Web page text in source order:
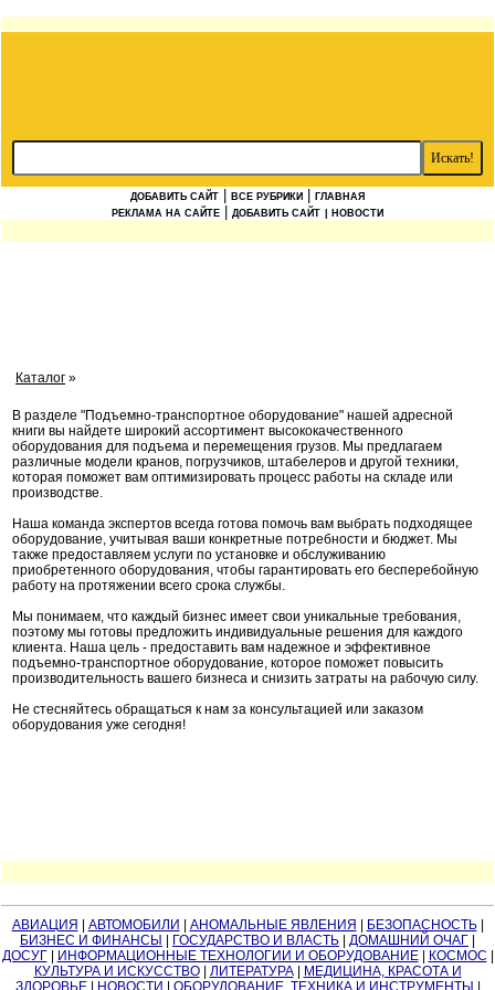
ДОБАВИТЬ САЙТ ВСЕ РУБРИКИ
ГЛАВНАЯ
РЕКЛАМА НА САЙТЕ
ДОБАВИТЬ САЙТ | НОВОСТИ
Каталог »
В разделе "Подъемно-транспортное оборудование" нашей адресной
книги вы найдете широкий ассортимент высококачественного
оборудования для подъема и перемещения грузов. Мы предлагаем
различные модели кранов, погрузчиков, штабелеров и другой техники,
которая поможет вам оптимизировать процесс работы на складе или
производстве.
Наша команда экспертов всегда готова помочь вам выбрать подходящее
оборудование, учитывая ваши конкретные потребности и бюджет. Мы
также предоставляем услуги по установке и обслуживанию
приобретенного оборудования, чтобы гарантировать его бесперебойную
работу на протяжении всего срока службы.
Мы понимаем, что каждый бизнес имеет свои уникальные требования,
поэтому мы готовы предложить индивидуальные решения для каждого
клиента. Наша цель - предоставить вам надежное и эффективное
подъемно-транспортное оборудование, которое поможет повысить
производительность вашего бизнеса и снизить затраты на рабочую силу.
Не стесняйтесь обращаться к нам за консультацией или заказом
оборудования уже сегодня!
АВИАЦИЯ АВТОМОБИЛИ АНОМАЛЬНЫЕ ЯВЛЕНИЯ БЕЗОПАСНОСТЬ|
БИЗНЕС И ФИНАНСЫ
ГОСУДАРСТВО И ВЛАСТЬ ДОМАШНИЙ ОЧАГ
ДОСУГ| ИНФОРМАЦИОННЫЕ ТЕХНОЛОГИИ И ОБОРУДОВАНИЕ| КОСМОС
КУЛЬТУРА И ИСКУССТВО| ЛИТЕРАТУРА|
МЕДИЦИНА, КРАСОТА И
ЗДОРОВЬЕ| НОВОСТИ ОБОРУДОВАНИЕ, ТЕХНИКА И ИНСТРУМЕНТЫ